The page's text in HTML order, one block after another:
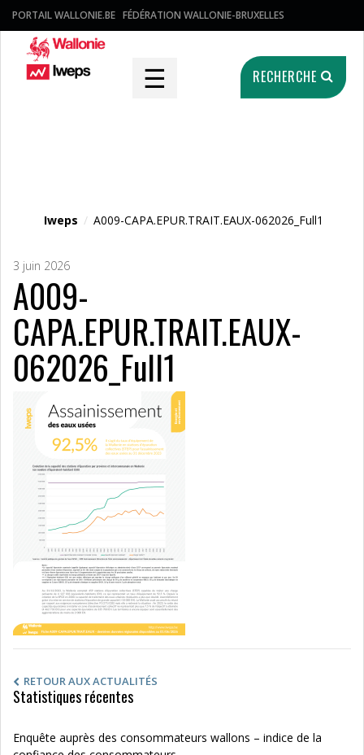
PORTAIL WALLONIE.BE FÉDÉRATION WALLONIE-BRUXELLES
☰ RECHERCHE
Iweps / A009-CAPA.EPUR.TRAIT.EAUX-062026_Full1
3 juin 2026
A009-
CAPA.EPUR.TRAIT.EAUX-
062026_Full1
RETOUR AUX ACTUALITÉS
Statistiques récentes
Enquête auprès des consommateurs wallons – indice de la